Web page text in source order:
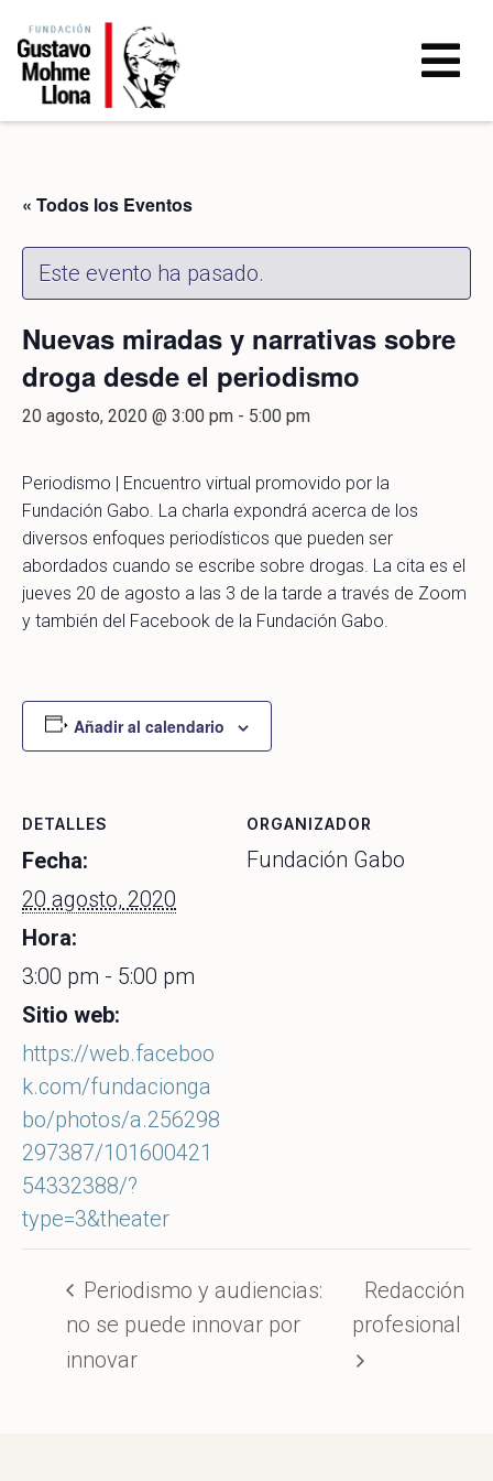
« Todos los Eventos
Este evento ha pasado.
Nuevas miradas y narrativas sobre
droga desde el periodismo
20 agosto, 2020 @ 3:00 pm - 5:00 pm
Periodismo | Encuentro virtual promovido por la
Fundación Gabo. La charla expondrá acerca de los
diversos enfoques periodísticos que pueden ser
abordados cuando se escribe sobre drogas. La cita es el
jueves 20 de agosto a las 3 de la tarde a través de Zoom
y también del Facebook de la Fundación Gabo.
Añadir al calendario
DETALLES
Fecha:
20 agosto, 2020
Hora:
3:00 pm - 5:00 pm
Sitio web:
https://web.faceboo
k.com/fundacionga
bo/photos/a.256298
297387/101600421
54332388/?
type=3&theater
ORGANIZADOR
Fundación Gabo
Periodismo y audiencias:
no se puede innovar por
innovar
Redacción
profesional